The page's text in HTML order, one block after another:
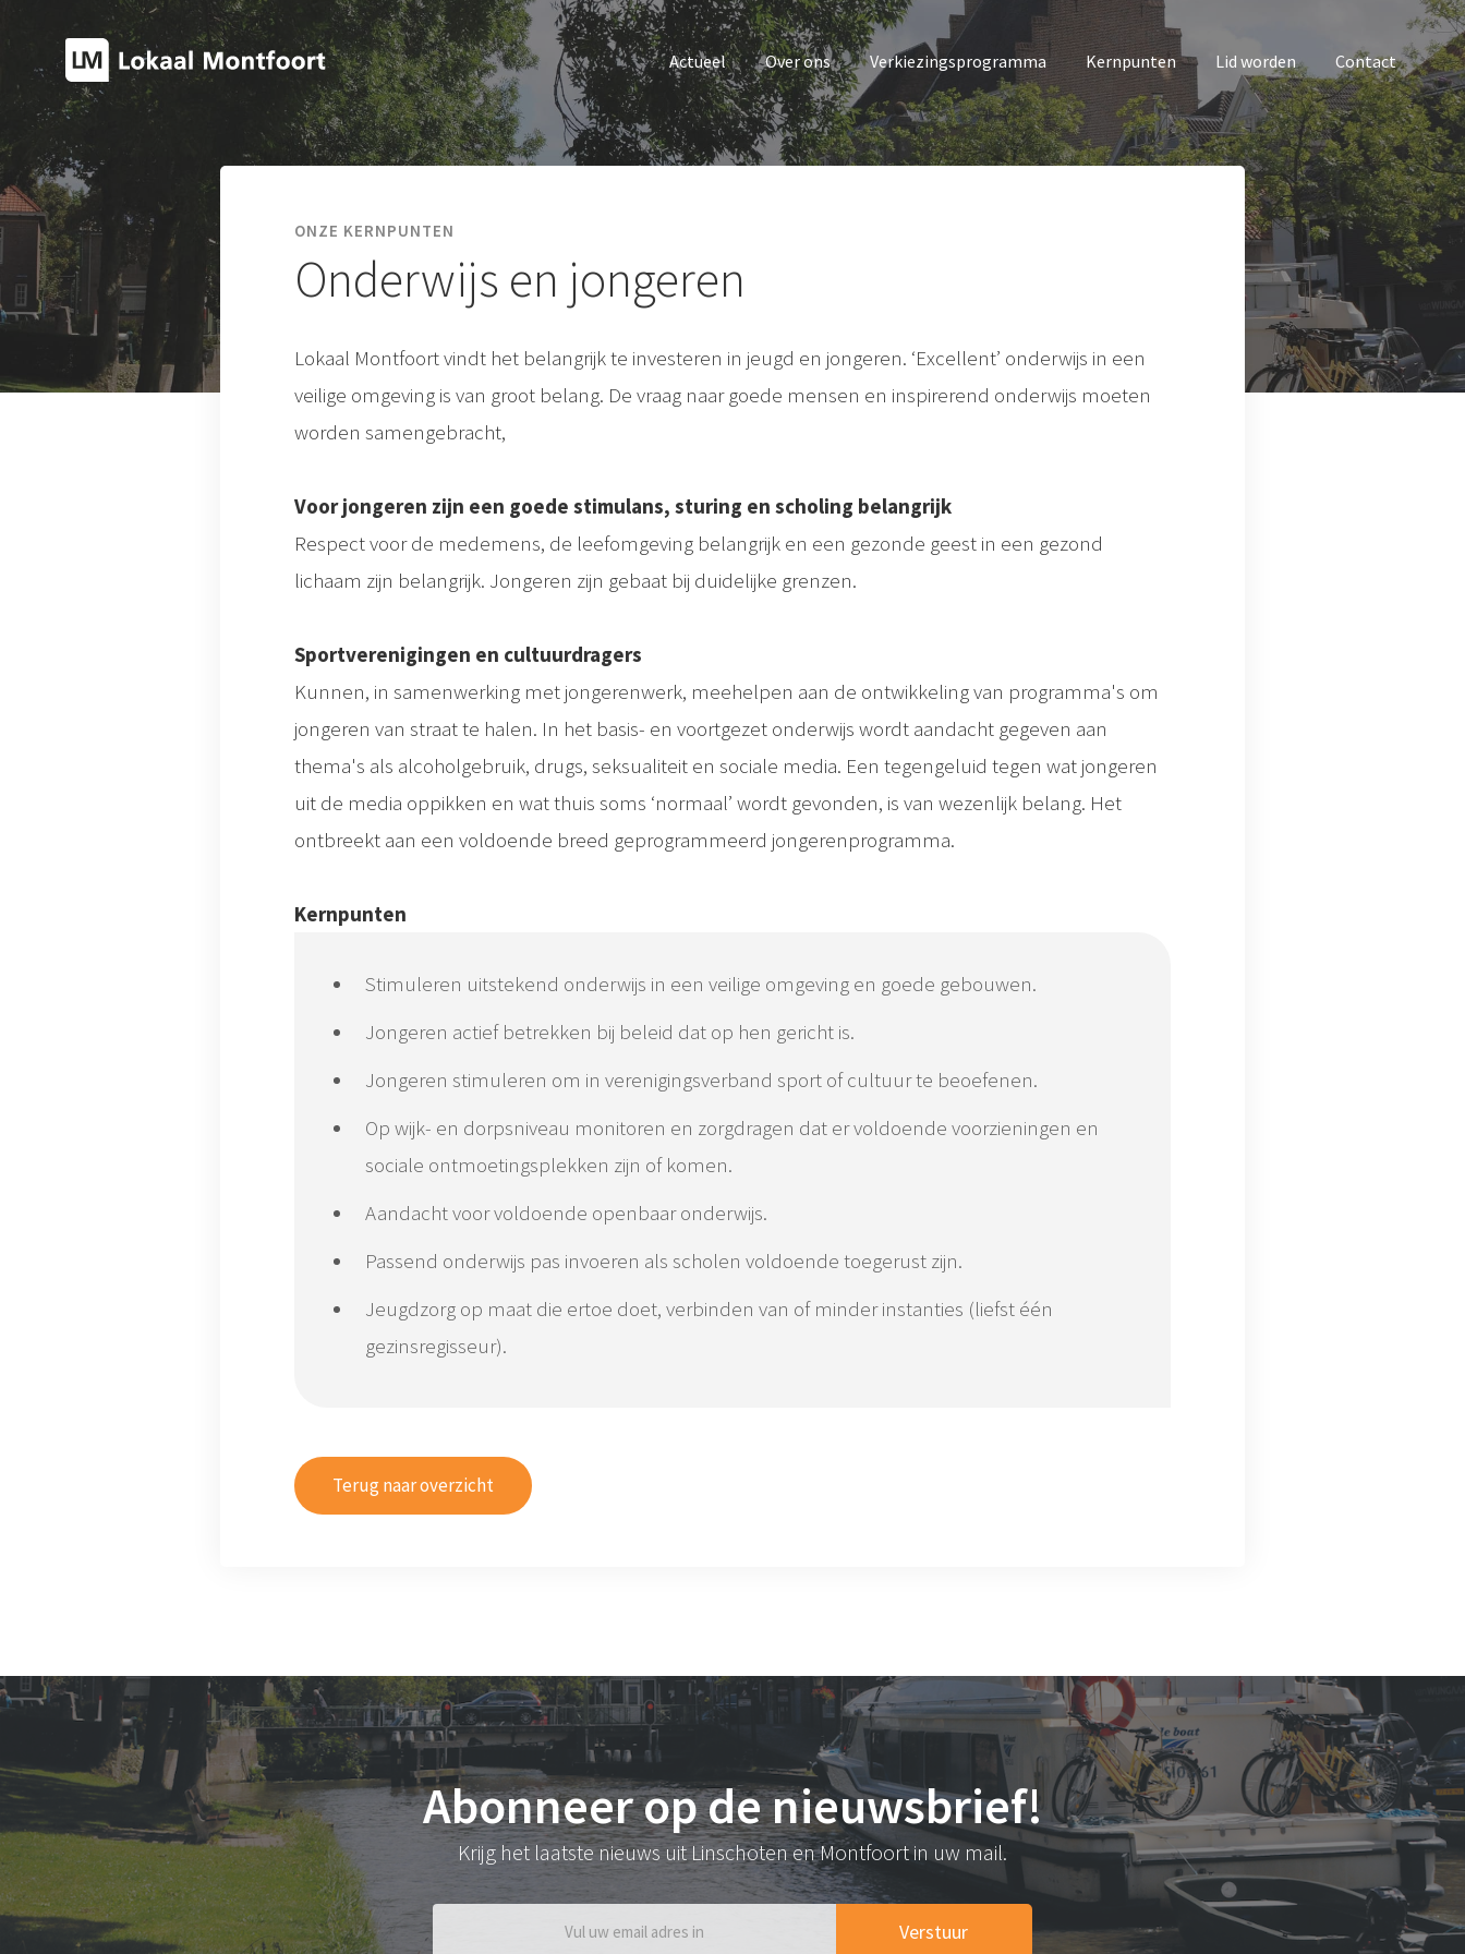
Actueel Over ons Verkiezingsprogramma Kernpunten Lid worden Contact
ONZE KERNPUNTEN
Onderwijs en jongeren
Lokaal Montfoort vindt het belangrijk te investeren in jeugd en jongeren. ‘Excellent’ onderwijs in een
veilige omgeving is van groot belang. De vraag naar goede mensen en inspirerend onderwijs moeten
worden samengebracht,
Voor jongeren zijn een goede stimulans, sturing en scholing belangrijk
Respect voor de medemens, de leefomgeving belangrijk en een gezonde geest in een gezond
lichaam zijn belangrijk. Jongeren zijn gebaat bij duidelijke grenzen.
Sportverenigingen en cultuurdragers
Kunnen, in samenwerking met jongerenwerk, meehelpen aan de ontwikkeling van programma's om
jongeren van straat te halen. In het basis- en voortgezet onderwijs wordt aandacht gegeven aan
thema's als alcoholgebruik, drugs, seksualiteit en sociale media. Een tegengeluid tegen wat jongeren
uit de media oppikken en wat thuis soms ‘normaal’ wordt gevonden, is van wezenlijk belang. Het
ontbreekt aan een voldoende breed geprogrammeerd jongerenprogramma.
Kernpunten
Stimuleren uitstekend onderwijs in een veilige omgeving en goede gebouwen.
Jongeren actief betrekken bij beleid dat op hen gericht is.
Jongeren stimuleren om in verenigingsverband sport of cultuur te beoefenen.
Op wijk- en dorpsniveau monitoren en zorgdragen dat er voldoende voorzieningen en
sociale ontmoetingsplekken zijn of komen.
Aandacht voor voldoende openbaar onderwijs.
Passend onderwijs pas invoeren als scholen voldoende toegerust zijn.
Jeugdzorg op maat die ertoe doet, verbinden van of minder instanties (liefst één
gezinsregisseur).
Terug naar overzicht
Abonneer op de nieuwsbrief!
Krijg het laatste nieuws uit Linschoten en Montfoort in uw mail.